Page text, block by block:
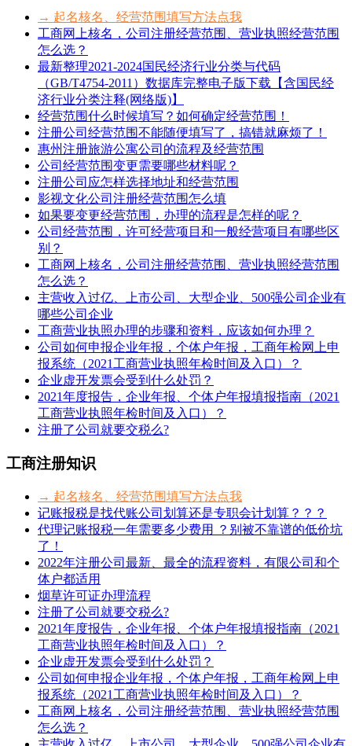
→ 起名核名、经营范围填写方法点我
工商网上核名，公司注册经营范围、营业执照经营范围
怎么选？
最新整理2021-2024国民经济行业分类与代码
（GB/T4754-2011）数据库完整电子版下载【含国民经
济行业分类注释(网络版)】
经营范围什么时候填写？如何确定经营范围！
注册公司经营范围不能随便填写了，搞错就麻烦了！
惠州注册旅游公寓公司的流程及经营范围
公司经营范围变更需要哪些材料呢？
注册公司应怎样选择地址和经营范围
影视文化公司注册经营范围怎么填
如果要变更经营范围，办理的流程是怎样的呢？
公司经营范围，许可经营项目和一般经营项目有哪些区
别？
工商网上核名，公司注册经营范围、营业执照经营范围
怎么选？
主营收入过亿、上市公司、大型企业、500强公司企业有
哪些公司企业
工商营业执照办理的步骤和资料，应该如何办理？
公司如何申报企业年报，个体户年报，工商年检网上申
报系统（2021工商营业执照年检时间及入口）？
企业虚开发票会受到什么处罚？
2021年度报告，企业年报、个体户年报填报指南（2021
工商营业执照年检时间及入口）？
注册了公司就要交税么?
工商注册知识
→ 起名核名、经营范围填写方法点我
记账报税是找代账公司划算还是专职会计划算？？？
代理记账报税一年需要多少费用 ？别被不靠谱的低价坑
了！
2022年注册公司最新、最全的流程资料，有限公司和个
体户都适用
烟草许可证办理流程
注册了公司就要交税么?
2021年度报告，企业年报、个体户年报填报指南（2021
工商营业执照年检时间及入口）？
企业虚开发票会受到什么处罚？
公司如何申报企业年报，个体户年报，工商年检网上申
报系统（2021工商营业执照年检时间及入口）？
工商网上核名，公司注册经营范围、营业执照经营范围
怎么选？